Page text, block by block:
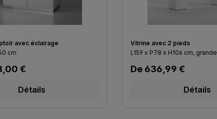
avec éclairage
cm
:
€
Détails
Vitrine avec 2 pieds
L159 x P78 x H106 cm, grande
Prix régulier :
De 636,99 €
Détails